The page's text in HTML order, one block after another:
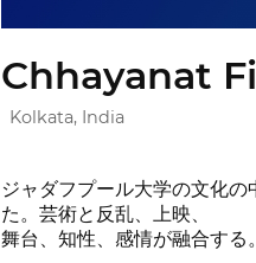
Chhayanat
Kolkata, India
ジャダフプール大学の文化
た。芸術と反乱、上映、
舞台、知性、感情が融合する。